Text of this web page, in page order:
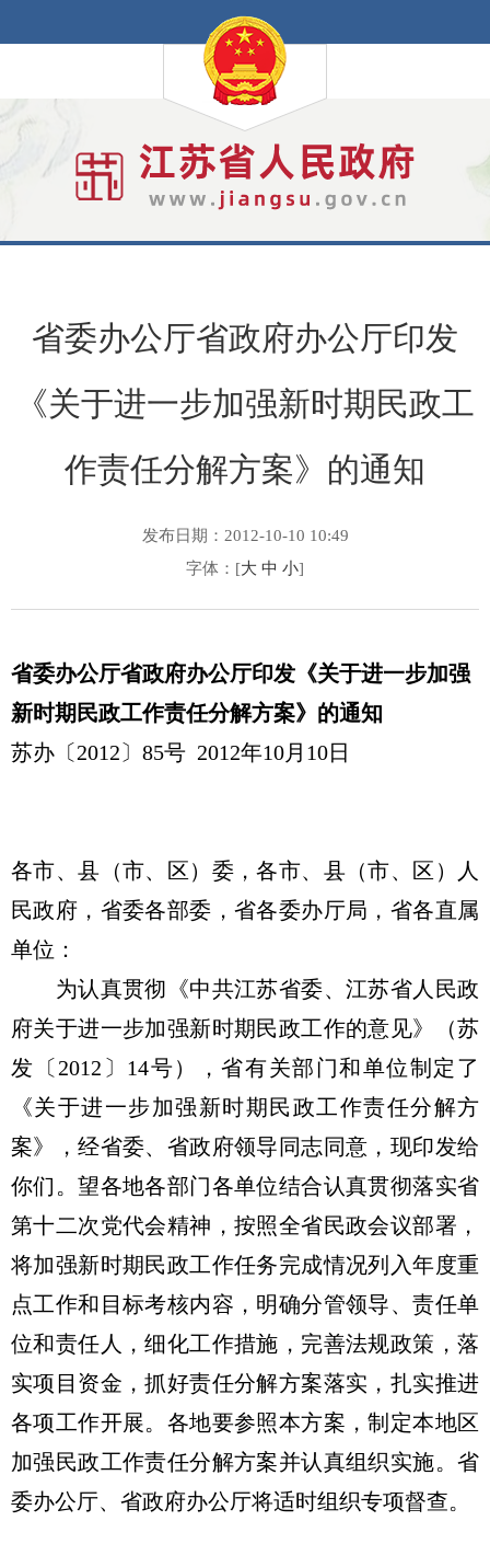
省委办公厅省政府办公厅印发
《关于进一步加强新时期民政工
作责任分解方案》的通知
发布日期：2012-10-10 10:49
字体：[大 中 小]
省委办公厅省政府办公厅印发《关于进一步加强
新时期民政工作责任分解方案》的通知
苏办〔2012〕85号 2012年10月10日
各市、县（市、区）委，各市、县（市、区）人
民政府，省委各部委，省各委办厅局，省各直属
单位：
为认真贯彻《中共江苏省委、江苏省人民政
府关于进一步加强新时期民政工作的意见》（苏
发〔2012〕14号），省有关部门和单位制定了
《关于进一步加强新时期民政工作责任分解方
案》，经省委、省政府领导同志同意，现印发给
你们。望各地各部门各单位结合认真贯彻落实省
第十二次党代会精神，按照全省民政会议部署，
将加强新时期民政工作任务完成情况列入年度重
点工作和目标考核内容，明确分管领导、责任单
位和责任人，细化工作措施，完善法规政策，落
实项目资金，抓好责任分解方案落实，扎实推进
各项工作开展。各地要参照本方案，制定本地区
加强民政工作责任分解方案并认真组织实施。省
委办公厅、省政府办公厅将适时组织专项督查。